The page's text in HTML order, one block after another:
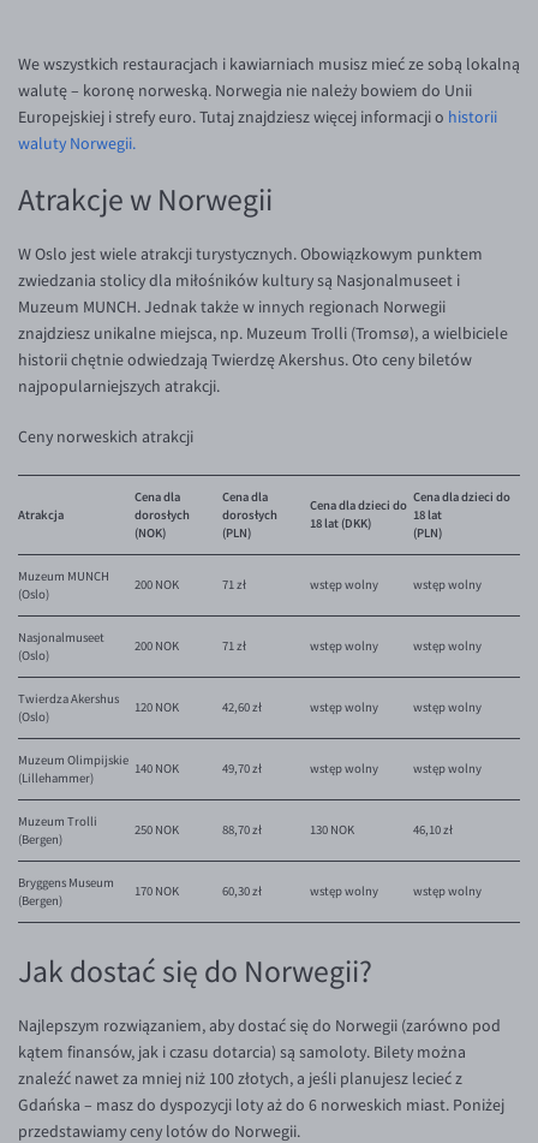
We wszystkich restauracjach i kawiarniach musisz mieć ze sobą lokalną
walutę – koronę norweską. Norwegia nie należy bowiem do Unii
Europejskiej i strefy euro. Tutaj znajdziesz więcej informacji o historii
waluty Norwegii.
Atrakcje w Norwegii
W Oslo jest wiele atrakcji turystycznych. Obowiązkowym punktem
zwiedzania stolicy dla miłośników kultury są Nasjonalmuseet i
Muzeum MUNCH. Jednak także w innych regionach Norwegii
znajdziesz unikalne miejsca, np. Muzeum Trolli (Tromsø), a wielbiciele
historii chętnie odwiedzają Twierdzę Akershus. Oto ceny biletów
najpopularniejszych atrakcji.
Ceny norweskich atrakcji
Atrakcja
Cena dla
dorosłych
(NOK)
Cena dla
dorosłych
(PLN)
Cena dla dzieci do
18 lat (DKK)
Cena dla dzieci do
18 lat
(PLN)
Muzeum MUNCH
(Oslo)
200 NOK 71 zł wstęp wolny wstępwolny
Nasjonalmuseet
(Oslo)
200 NOK 71 zł wstęp wolny wstępwolny
Twierdza Akershus
(Oslo)
120 NOK 42,60 zł wstęp wolny wstęp wolny
Muzeum Olimpijskie
(Lillehammer)
140 NOK 49,70 zł wstęp wolny wstęp wolny
Muzeum Trolli
(Bergen)
250 NOK 88,70 zł 130 NOK 46,10 zł
Bryggens Museum
(Bergen)
170 NOK 60,30 zł wstęp wolny wstęp wolny
Jak dostać się do Norwegii?
Najlepszym rozwiązaniem, aby dostać się do Norwegii (zarówno pod
kątem finansów, jak i czasu dotarcia) są samoloty. Bilety można
znaleźć nawet za mniej niż 100 złotych, a jeśli planujesz lecieć z
Gdańska – masz do dyspozycji loty aż do 6 norweskich miast. Poniżej
przedstawiamy ceny lotów do Norwegii.